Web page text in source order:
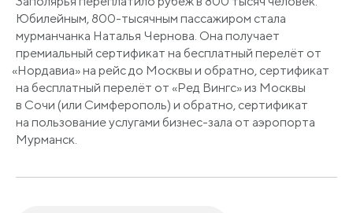
Юбилейным, 800-тысячным пассажиром стала
мурманчанка Наталья Чернова. Она получает
премиальный сертификат на бесплатный перелёт от
«Нордавиа» на рейс до Москвы и обратно, сертификат
на бесплатный перелёт от «Ред Вингс» из Москвы
в Сочи (или Симферополь) и обратно, сертификат
на пользование услугами бизнес-зала от аэропорта
Мурманск.